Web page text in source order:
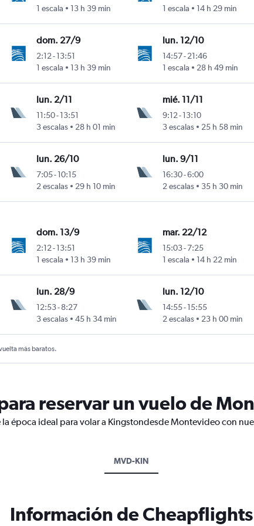
1 escala
13 h 39 min
1 escala
14 h 29 min
dom. 27/9
2:12-13:51
1 escala
13 h 39 min
lun. 12/10
14:57-21:46
1 escala
28 h 49 min
lun. 2/11
11:50-13:51
3 escalas
28 h 01 min
mié. 11/11
9:12-13:10
3 escalas
25 h 58 min
lun. 26/10
7:05-10:15
2 escalas
29 h 10 min
lun. 9/11
16:30-6:00
2 escalas
35 h 30 min
dom. 13/9
2:12-13:51
1 escala
13 h 39 min
mar. 22/12
15:03-7:25
1 escala
14 h 22 min
lun. 28/9
12:53-8:27
3 escalas
45 h 34 min
lun. 12/10
14:55-15:55
2 escalas
23 h 00 min
más baratos.
reservar un vuelo de
época ideal para volar a Kingstondesde Montevideo con
MVD-KIN
Información de Cheapflights